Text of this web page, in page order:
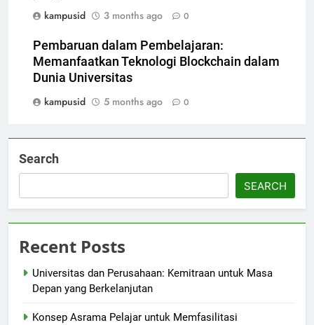
kampusid
3 months ago 0
Pembaruan dalam Pembelajaran:
Memanfaatkan Teknologi Blockchain dalam
Dunia Universitas
kampusid
5 months ago 0
Search
SEARCH
Recent Posts
Universitas dan Perusahaan: Kemitraan untuk Masa
Depan yang Berkelanjutan
Konsep Asrama Pelajar untuk Memfasilitasi